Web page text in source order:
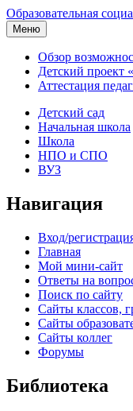
Образовательная
Меню
Обзор
Детский проект
Аттестация
Детский сад
Начальная школа
Школа
НПО и СПО
ВУЗ
Навигация
Вход/
Главная
Мой мини-сайт
Ответы на
Поиск по сайту
Сайты классов,
Сайты
Сайты коллег
Форумы
Библиотека